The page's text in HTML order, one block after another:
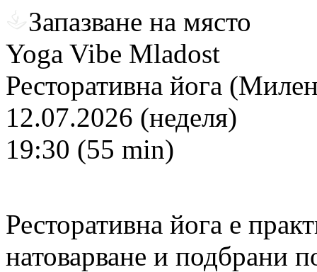
Запазване на място
Yoga Vibe Mladost
Ресторативна йога
12.07.2026 (неделя)
19:30 (55 min)
Ресторативна йога е
натоварване и подбрани